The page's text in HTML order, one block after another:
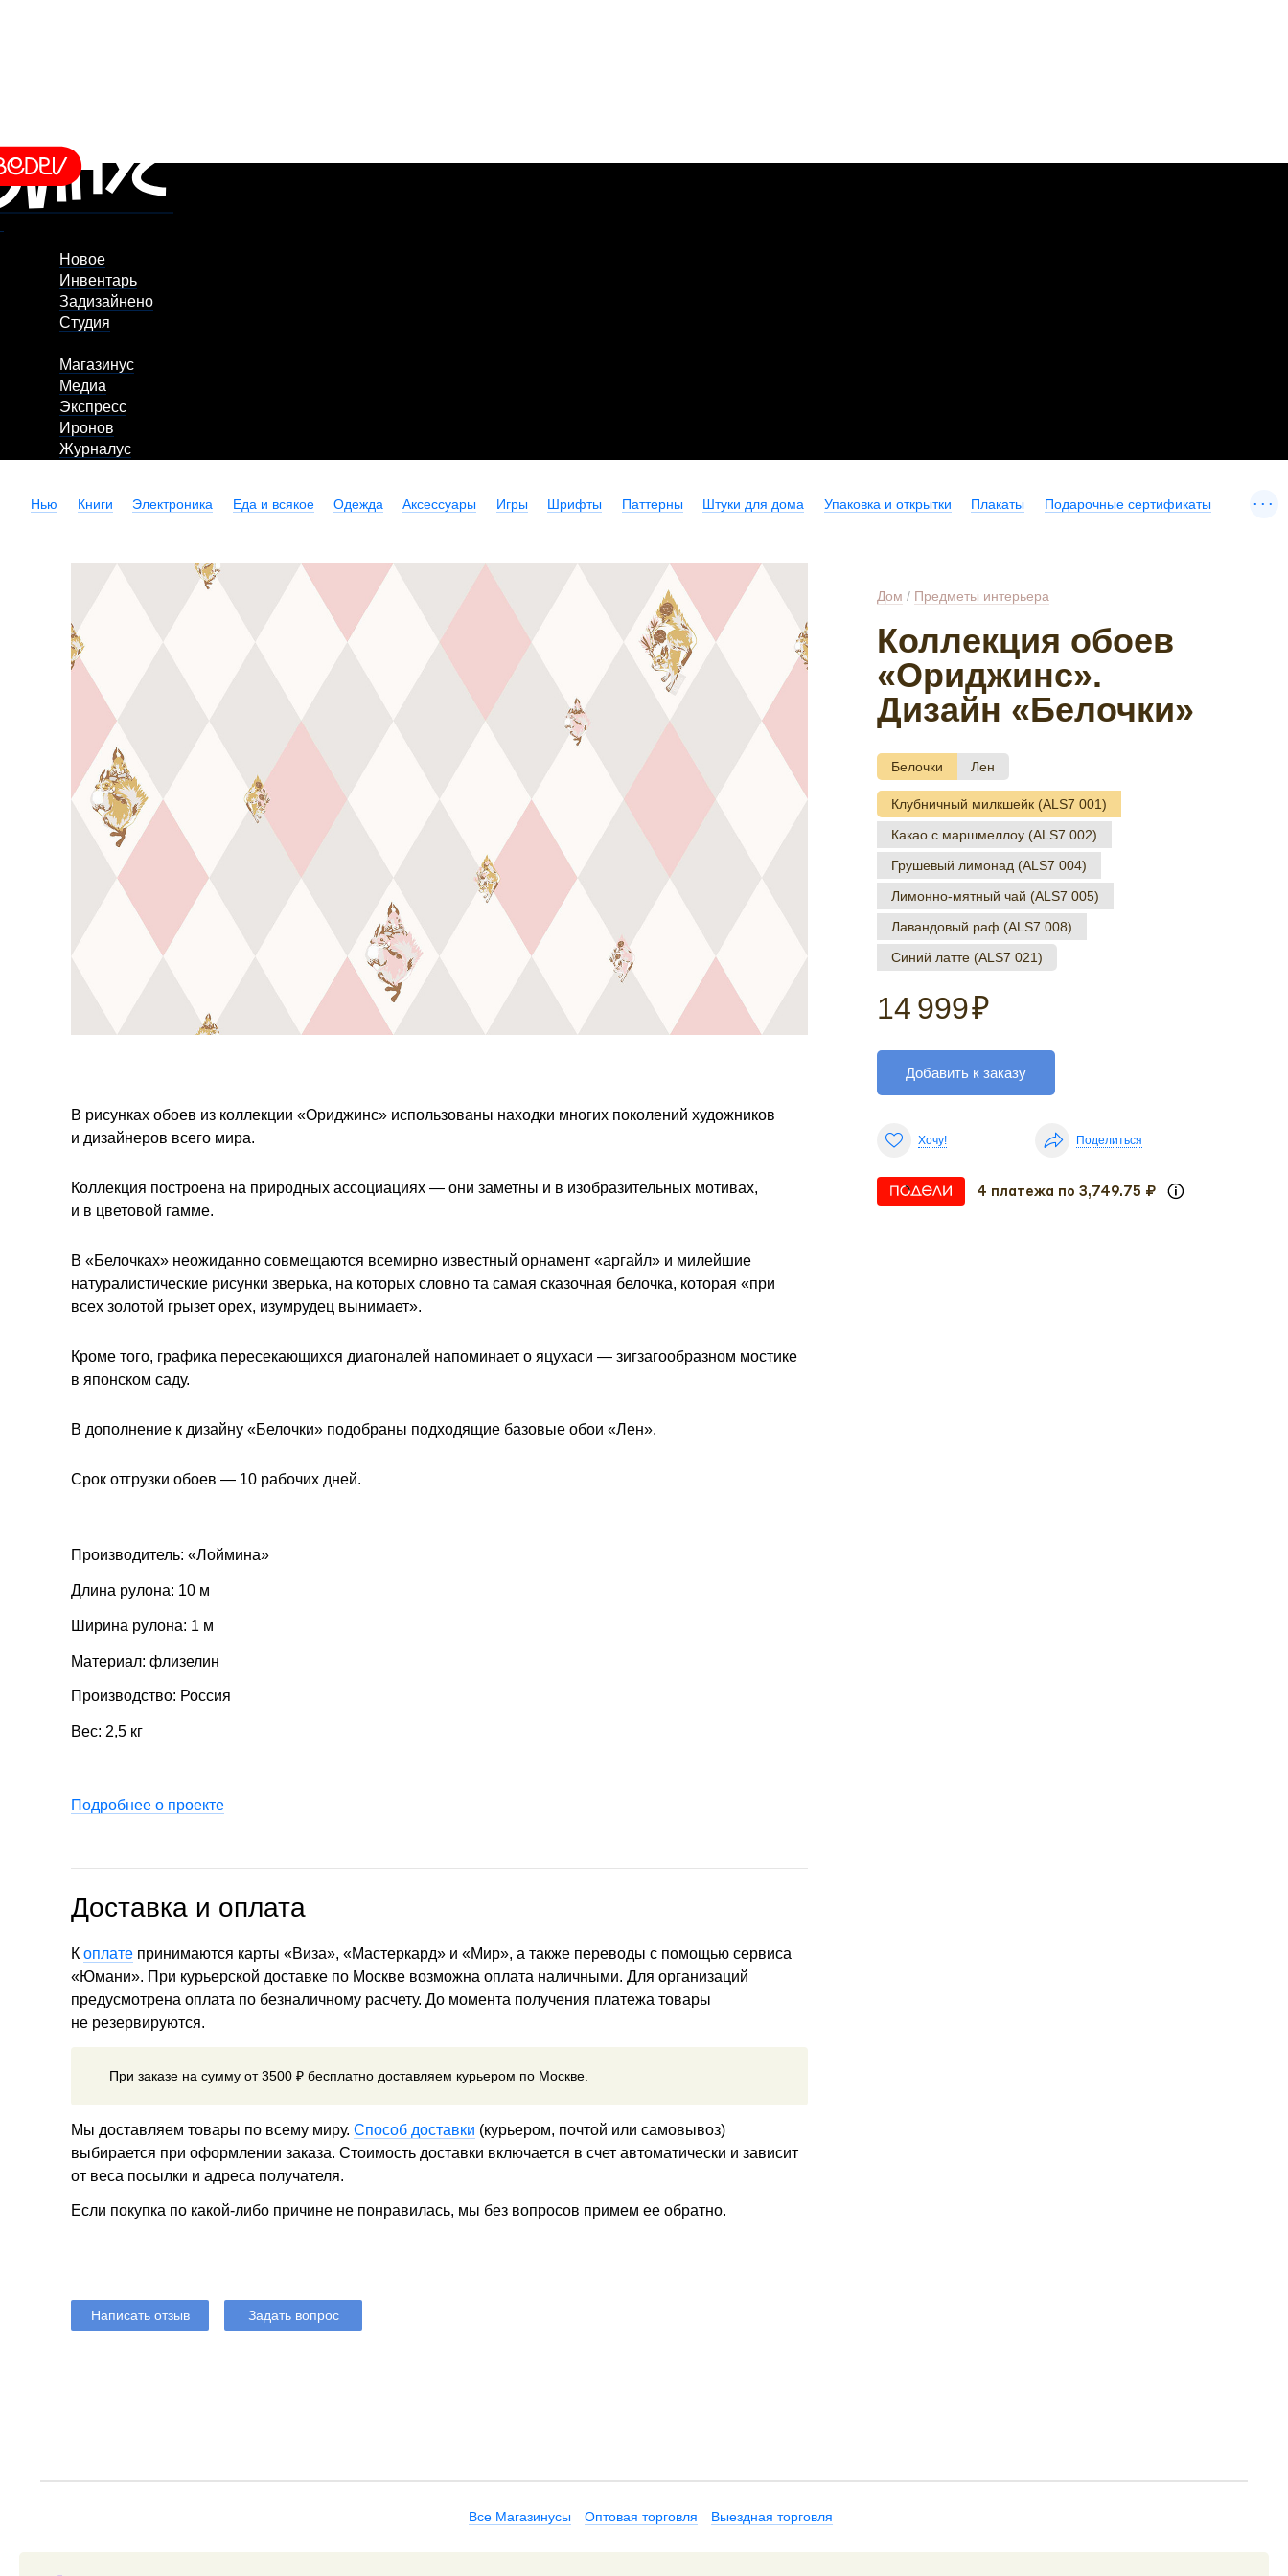
Новое
Инвентарь
Задизайнено
Студия
Магазинус
Медиа
Экспресс
Иронов
Журналус
Нью Книги Электроника Еда и всякое Одежда Аксессуары Игры Шрифты Паттерны Штуки для дома Упаковка и открытки Плакаты Подарочные сертификаты ...
Дом / Предметы интерьера
Коллекция обоев
«Ориджинс».
Дизайн «Белочки»
Белочки Лен
Клубничный милкшейк (ALS7 001)
Какао с маршмеллоу (ALS7 002)
Грушевый лимонад (ALS7 004)
Лимонно-мятный чай (ALS7 005)
Лавандовый раф (ALS7 008)
Синий латте (ALS7 021)
14 999₽
Добавить к заказу
Хочу! Поделиться
4 платежа по 3,749.75 ₽
В рисунках обоев из коллекции «Ориджинс» использованы находки многих поколений художников
и дизайнеров всего мира.
Коллекция построена на природных ассоциациях — они заметны и в изобразительных мотивах,
и в цветовой гамме.
В «Белочках» неожиданно совмещаются всемирно известный орнамент «аргайл» и милейшие
натуралистические рисунки зверька, на которых словно та самая сказочная белочка, которая «при
всех золотой грызет орех, изумрудец вынимает».
Кроме того, графика пересекающихся диагоналей напоминает о яцухаси — зигзагообразном мостике
в японском саду.
В дополнение к дизайну «Белочки» подобраны подходящие базовые обои «Лен».
Срок отгрузки обоев — 10 рабочих дней.
Производитель: «Лоймина»
Длина рулона: 10 м
Ширина рулона: 1 м
Материал: флизелин
Производство: Россия
Вес: 2,5 кг
Подробнее о проекте
Доставка и оплата
К оплате принимаются карты «Виза», «Мастеркард» и «Мир», а также переводы с помощью сервиса
«Юмани». При курьерской доставке по Москве возможна оплата наличными. Для организаций
предусмотрена оплата по безналичному расчету. До момента получения платежа товары
не резервируются.
При заказе на сумму от 3500 ₽ бесплатно доставляем курьером по Москве.
Мы доставляем товары по всему миру. Способ доставки (курьером, почтой или самовывоз)
выбирается при оформлении заказа. Стоимость доставки включается в счет автоматически и зависит
от веса посылки и адреса получателя.
Если покупка по какой-либо причине не понравилась, мы без вопросов примем ее обратно.
Написать отзыв Задать вопрос
Все Магазинусы Оптовая торговля Выездная торговля